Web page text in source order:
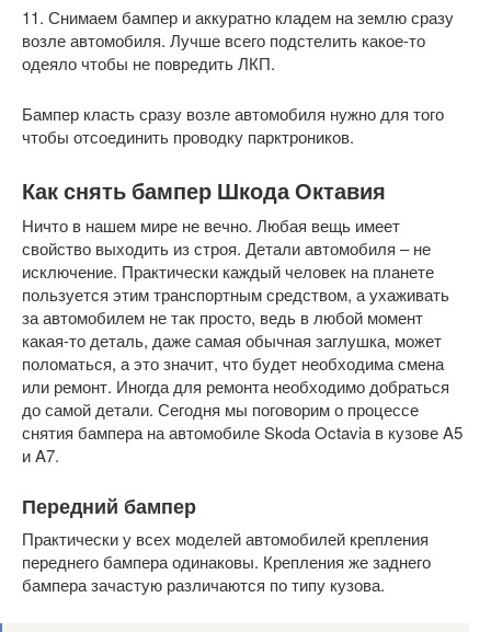
11. Снимаем бампер и аккуратно кладем на землю сразу
возле автомобиля. Лучше всего подстелить какое-то
одеяло чтобы не повредить ЛКП.
Бампер класть сразу возле автомобиля нужно для того
чтобы отсоединить проводку парктроников.
Как снять бампер Шкода Октавия
Ничто в нашем мире не вечно. Любая вещь имеет
свойство выходить из строя. Детали автомобиля – не
исключение. Практически каждый человек на планете
пользуется этим транспортным средством, а ухаживать
за автомобилем не так просто, ведь в любой момент
какая-то деталь, даже самая обычная заглушка, может
поломаться, а это значит, что будет необходима смена
или ремонт. Иногда для ремонта необходимо добраться
до самой детали. Сегодня мы поговорим о процессе
снятия бампера на автомобиле Skoda Octavia в кузове A5
и A7.
Передний бампер
Практически у всех моделей автомобилей крепления
переднего бампера одинаковы. Крепления же заднего
бампера зачастую различаются по типу кузова.